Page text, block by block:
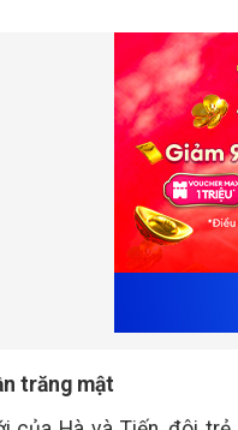
trăng mật